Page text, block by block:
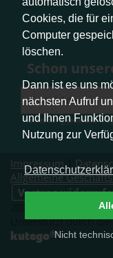
Cookies, die für
Computer
löschen.
Dann ist es uns
nächsten Aufruf
und Ihnen
Nutzung zur
Nicht
Schon
Abmeldung jederzeit
Impressum|
Allgemeine
Vertrag
2026 © Pfotenliebe
Unterstützt durch die
kutego®.